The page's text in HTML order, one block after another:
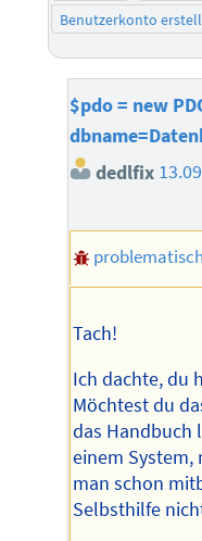
Benutzerkonto
$pdo = new
dedlfix
Tach!
Ich dachte, du
Möchtest du
das Handbuch
einem
man schon
Selbsthilfe